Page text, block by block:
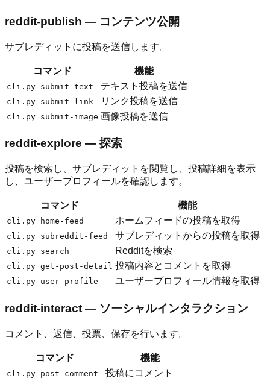
reddit-publish — コンテンツ公開
サブレディットに投稿を送信します。
コマンド 機能
cli.py submit-text テキスト投稿を送信
cli.py submit-link リンク投稿を送信
cli.py submit-image 画像投稿を送信
reddit-explore — 探索
投稿を検索し、サブレディットを閲覧し、投稿詳細を表示
し、ユーザープロフィールを確認します。
コマンド 機能
cli.py home-feed ホームフィードの投稿を取得
cli.py subreddit-feed サブレディットからの投稿を取得
cli.py search Redditを検索
cli.py get-post-detail 投稿内容とコメントを取得
cli.py user-profile ユーザープロフィール情報を取得
reddit-interact — ソーシャルインタラクション
コメント、返信、投票、保存を行います。
コマンド 機能
cli.py post-comment 投稿にコメント